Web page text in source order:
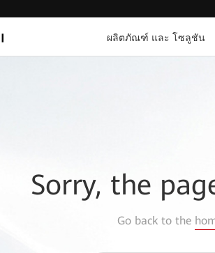
ผลิตภัณฑ์ และ โซลูชัน
Sorry, the
Go back to the